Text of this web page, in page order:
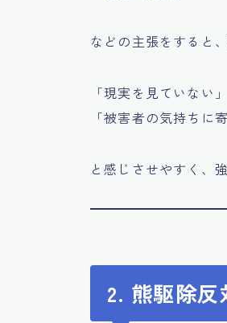
などの主張をすると
「現実を見ていない」
「被害者の気持ちに
と感じさせやすく、
2. 熊駆除反